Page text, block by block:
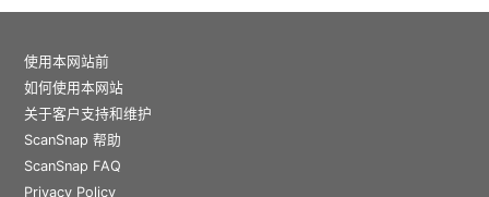
使用本网站前
如何使用本网站
关于客户支持和维护
ScanSnap 帮助
ScanSnap FAQ
Privacy Policy